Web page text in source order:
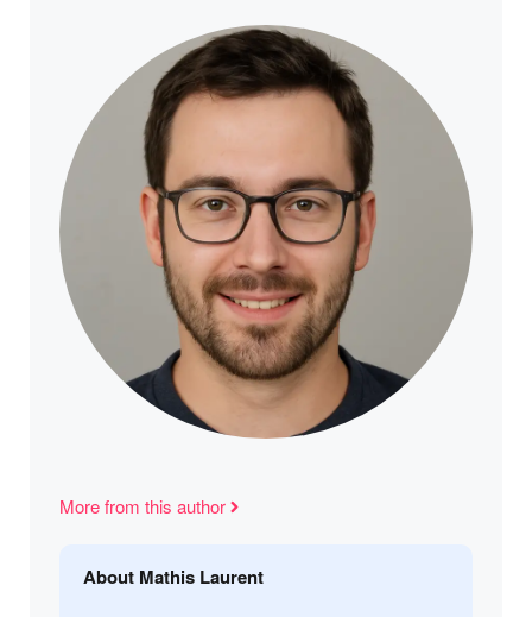
More from this author
About Mathis Laurent